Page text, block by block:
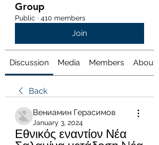
Group
Public · 410 members
Join
Discussion Media Members About
Back
Вениамин Герасимов
January 3, 2024
Εθνικός εναντίον Νέα